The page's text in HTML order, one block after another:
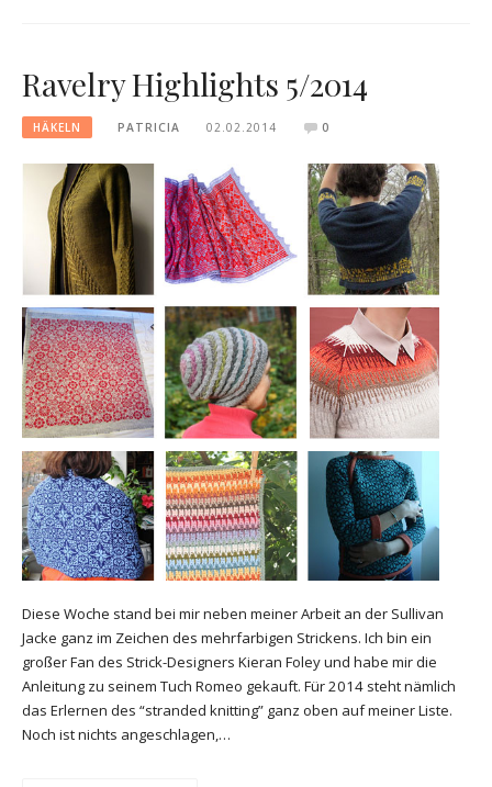
Ravelry Highlights 5/2014
HÄKELN PATRICIA 02.02.2014 0
Diese Woche stand bei mir neben meiner Arbeit an der Sullivan
Jacke ganz im Zeichen des mehrfarbigen Strickens. Ich bin ein
großer Fan des Strick-Designers Kieran Foley und habe mir die
Anleitung zu seinem Tuch Romeo gekauft. Für 2014 steht nämlich
das Erlernen des “stranded knitting” ganz oben auf meiner Liste.
Noch ist nichts angeschlagen,…